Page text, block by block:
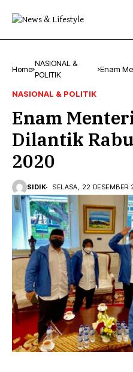
Home
NASIONAL &
POLITIK
Enam
NASIONAL & POLITIK
Enam
Dilantik
2020
SIDIK SELASA, 22 DESEMBER